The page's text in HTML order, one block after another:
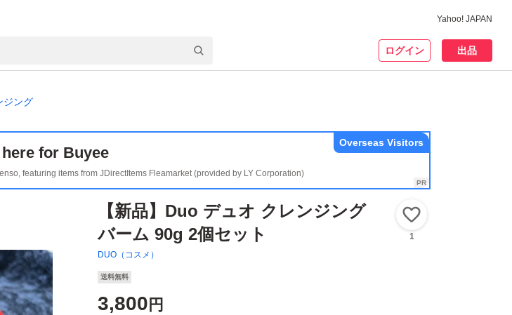
Yahoo! JAPAN
ログイン 出品
ジング
for Buyee
featuring items from JDirectItems Fleamarket (provided by LY Corporation)
Overseas Visitors
【新品】Duo デュオ クレンジング
バーム 90g 2個セット
DUO（コスメ）
1
送料無料
3,800 円